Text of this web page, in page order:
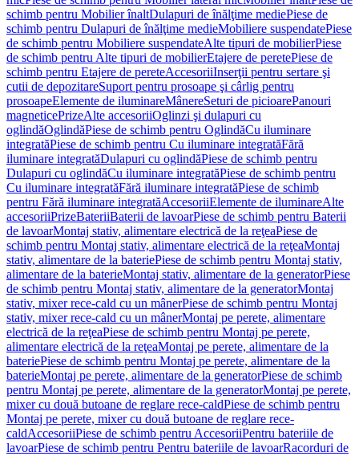
schimb pentru Mobilier înaltDulapuri de înălţime mediePiese de
schimb pentru Dulapuri de înălţime medieMobiliere suspendatePiese
de schimb pentru Mobiliere suspendateAlte tipuri de mobilierPiese
de schimb pentru Alte tipuri de mobilierEtajere de peretePiese de
schimb pentru Etajere de pereteAccesoriiInserţii pentru sertare şi
cutii de depozitareSuport pentru prosoape şi cârlig pentru
prosoapeElemente de iluminareMânereSeturi de picioarePanouri
magneticePrizeAlte accesoriiOglinzi şi dulapuri cu
oglindăOglindăPiese de schimb pentru OglindăCu iluminare
integratăPiese de schimb pentru Cu iluminare integratăFără
iluminare integratăDulapuri cu oglindăPiese de schimb pentru
Dulapuri cu oglindăCu iluminare integratăPiese de schimb pentru
Cu iluminare integratăFără iluminare integratăPiese de schimb
pentru Fără iluminare integratăAccesoriiElemente de iluminareAlte
accesoriiPrizeBateriiBaterii de lavoarPiese de schimb pentru Baterii
de lavoarMontaj stativ, alimentare electrică de la reţeaPiese de
schimb pentru Montaj stativ, alimentare electrică de la reţeaMontaj
stativ, alimentare de la bateriePiese de schimb pentru Montaj stativ,
alimentare de la baterieMontaj stativ, alimentare de la generatorPiese
de schimb pentru Montaj stativ, alimentare de la generatorMontaj
stativ, mixer rece-cald cu un mânerPiese de schimb pentru Montaj
stativ, mixer rece-cald cu un mânerMontaj pe perete, alimentare
electrică de la reţeaPiese de schimb pentru Montaj pe perete,
alimentare electrică de la reţeaMontaj pe perete, alimentare de la
bateriePiese de schimb pentru Montaj pe perete, alimentare de la
baterieMontaj pe perete, alimentare de la generatorPiese de schimb
pentru Montaj pe perete, alimentare de la generatorMontaj pe perete,
mixer cu două butoane de reglare rece-caldPiese de schimb pentru
Montaj pe perete, mixer cu două butoane de reglare rece-
caldAccesoriiPiese de schimb pentru AccesoriiPentru bateriile de
lavoarPiese de schimb pentru Pentru bateriile de lavoarRacorduri de